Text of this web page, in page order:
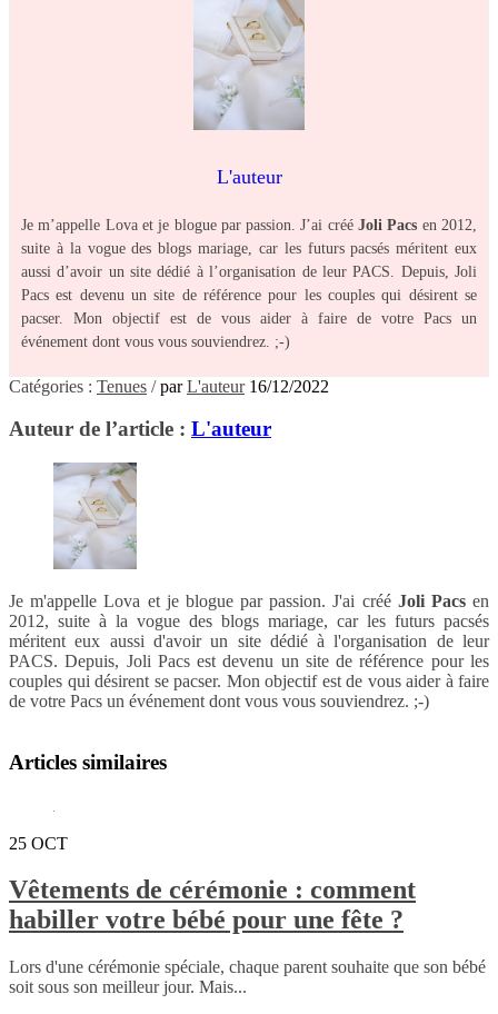
L'auteur
Je m’appelle Lova et je blogue par passion. J’ai crééJoli Pacs en 2012,
suite à la vogue des blogs mariage, car les futurs pacsés méritent eux
aussi d’avoir un site dédié à l’organisation de leur PACS. Depuis, Joli
Pacs est devenu un site de référence pour les couples qui désirent se
pacser. Mon objectif est de vous aider à faire de votre Pacs un
événement dont vous vous souviendrez. ;-)
Catégories : Tenues /parL'auteur 16/12/2022
Auteur de l’article : L'auteur
Je m'appelle Lova et je blogue par passion. J'ai créé Joli Pacsen
2012, suite à la vogue des blogs mariage, car les futurs pacsés
méritent eux aussi d'avoir un site dédié à l'organisation de leur
PACS. Depuis, Joli Pacs est devenu un site de référence pour les
couples qui désirent se pacser. Mon objectif est de vous aider à faire
de votre Pacs un événement dont vous vous souviendrez. ;-)
Articles similaires
25 OCT
Vêtements de cérémonie : comment
habiller votre bébé pour une fête ?
Lors d'une cérémonie spéciale, chaque parent souhaite que son bébé
soit sous son meilleur jour. Mais...